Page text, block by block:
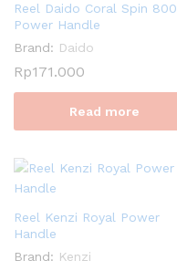
Reel Daido Coral Spin 800
Power Handle
Brand: Daido
Rp171.000
Read more
Reel Kenzi Royal Power
Handle
Brand: Kenzi